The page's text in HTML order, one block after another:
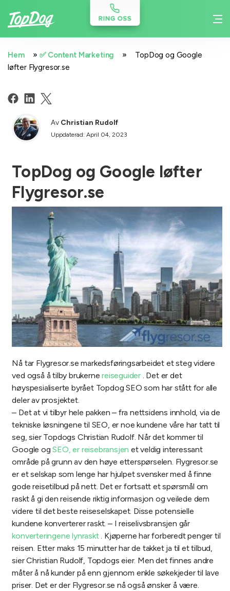
Hem » ✅ Content Marketing »
TopDog og Google
løfter Flygresor.se
Av Christian Rudolf
Uppdaterad: April 04, 2023
TopDog og Google løfter
Flygresor.se
Nå tar Flygresor.se markedsføringsarbeidet et steg videre
ved også å tilby brukernereiseguider. Det er det
høyspesialiserte byrået Topdog SEO som har stått for alle
deler av prosjektet.
– Det at vi tilbyr hele pakken – fra nettsidens innhold, via de
tekniske løsningene til SEO, er noe kundene våre har tatt til
seg, sier Topdogs Christian Rudolf. Når det kommer til
Google ogSEO, er reisebransjen et veldig interessant
område på grunn av den høye etterspørselen. Flygresor.se
er et selskap som lenge har hjulpet svensker med å finne
gode reisetilbud på nett. Det er fortsatt et spørsmål om
raskt å gi den reisende riktig informasjon og veilede dem
videre til det beste reiseselskapet. Disse potensielle
kundene konverterer raskt. – I reiselivsbransjen går
konverteringene lynraskt. Kjøperne har forberedt penger til
reisen. Etter maks 15 minutter har de takket ja til et tilbud,
sier Christian Rudolf, Topdogs eier. Men det finnes andre
måter å nå kunder på enn gjennom enkle søkekjeder til lave
priser. Det er der Flygresor.se nå også ønsker å være.